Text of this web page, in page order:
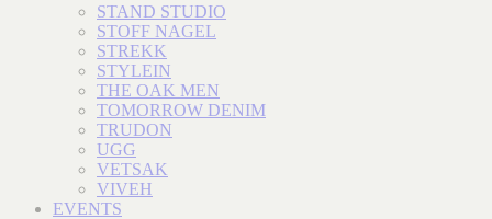
STAND STUDIO
STOFF NAGEL
STREKK
STYLEIN
THE OAK MEN
TOMORROW DENIM
TRUDON
UGG
VETSAK
VIVEH
EVENTS